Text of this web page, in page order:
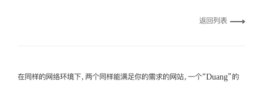
返回列表
在同样的网络环境下，两个同样能满足你的需求的网站，一个“Duang”的